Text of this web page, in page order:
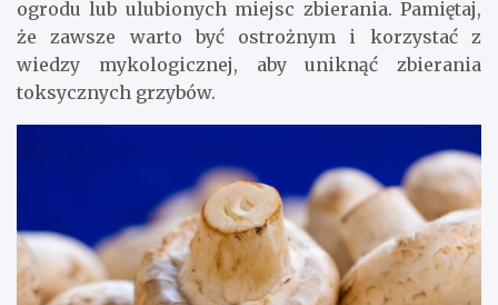
ogrodu lub ulubionych miejsc zbierania. Pamiętaj,
że zawsze warto być ostrożnym i korzystać z
wiedzy mykologicznej, aby uniknąć zbierania
toksycznych grzybów.